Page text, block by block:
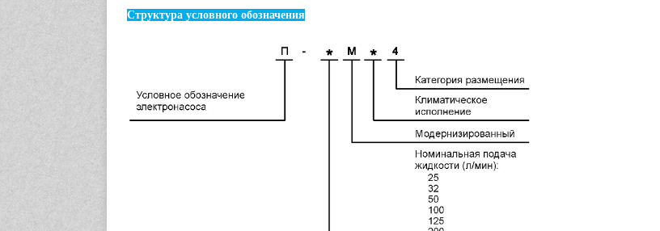
Структура условного обозначения